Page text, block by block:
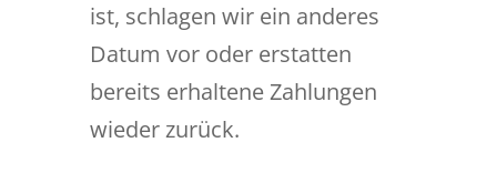
ist, schlagen wir ein anderes
Datum vor oder erstatten
bereits erhaltene Zahlungen
wieder zurück.